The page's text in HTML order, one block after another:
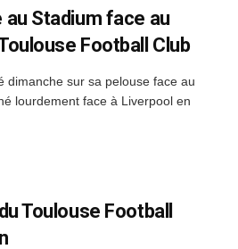
Stadium face au
Football Club
dimanche sur sa pelouse face au
lourdement face à Liverpool en
Toulouse Football